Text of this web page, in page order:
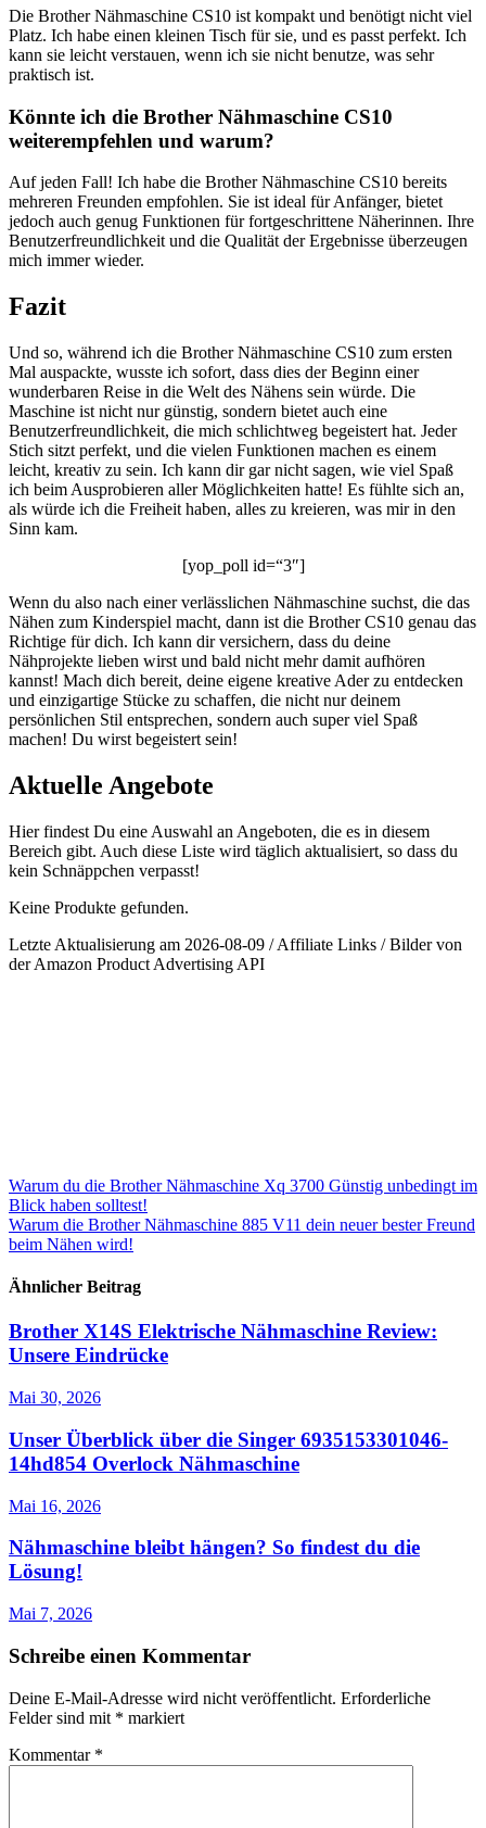
Die Brother Nähmaschine CS10 ist kompakt und benötigt nicht viel
Platz. Ich habe einen kleinen Tisch für sie, und es passt perfekt. Ich
kann sie leicht verstauen, wenn ich sie nicht benutze, was sehr
praktisch ist.
Könnte ich die Brother Nähmaschine CS10
weiterempfehlen und warum?
Auf jeden Fall! Ich habe die Brother Nähmaschine CS10 bereits
mehreren Freunden empfohlen. Sie ist ideal für Anfänger, bietet
jedoch auch genug Funktionen für fortgeschrittene Näherinnen. Ihre
Benutzerfreundlichkeit und die Qualität der Ergebnisse überzeugen
mich immer wieder.
Fazit
Und so, während ich die Brother Nähmaschine CS10 zum ersten
Mal auspackte, wusste ich sofort, dass dies der Beginn einer
wunderbaren Reise in die Welt des Nähens sein würde. Die
Maschine ist nicht nur günstig, sondern bietet auch eine
Benutzerfreundlichkeit, die mich schlichtweg begeistert hat. Jeder
Stich sitzt perfekt, und die vielen Funktionen machen es einem
leicht, kreativ zu sein. Ich kann dir gar nicht sagen, wie viel Spaß
ich beim Ausprobieren aller Möglichkeiten hatte! Es fühlte sich an,
als würde ich die Freiheit haben, alles zu kreieren, was mir in den
Sinn kam.
[yop_poll id=“3″]
Wenn du also nach einer verlässlichen Nähmaschine suchst, die das
Nähen zum Kinderspiel macht, dann ist die Brother CS10 genau das
Richtige für dich. Ich kann dir versichern, dass du deine
Nähprojekte lieben wirst und bald nicht mehr damit aufhören
kannst! Mach dich bereit, deine eigene kreative Ader zu entdecken
und einzigartige Stücke zu schaffen, die nicht nur deinem
persönlichen Stil entsprechen, sondern auch super viel Spaß
machen! Du wirst begeistert sein!
Aktuelle Angebote
Hier findest Du eine Auswahl an Angeboten, die es in diesem
Bereich gibt. Auch diese Liste wird täglich aktualisiert, so dass du
kein Schnäppchen verpasst!
Keine Produkte gefunden.
Letzte Aktualisierung am 2026-08-09 / Affiliate Links / Bilder von
der Amazon Product Advertising API
Beitragsnavigation
Warum du die Brother Nähmaschine Xq 3700 Günstig unbedingt im
Blick haben solltest!
Warum die Brother Nähmaschine 885 V11 dein neuer bester Freund
beim Nähen wird!
Ähnlicher Beitrag
Brother X14S Elektrische Nähmaschine Review:
Unsere Eindrücke
Mai 30, 2026
Unser Überblick über die Singer 6935153301046-
14hd854 Overlock Nähmaschine
Mai 16, 2026
Nähmaschine bleibt hängen? So findest du die
Lösung!
Mai 7, 2026
Schreibe einen Kommentar
Deine E-Mail-Adresse wird nicht veröffentlicht. Erforderliche
Felder sind mit * markiert
Kommentar *